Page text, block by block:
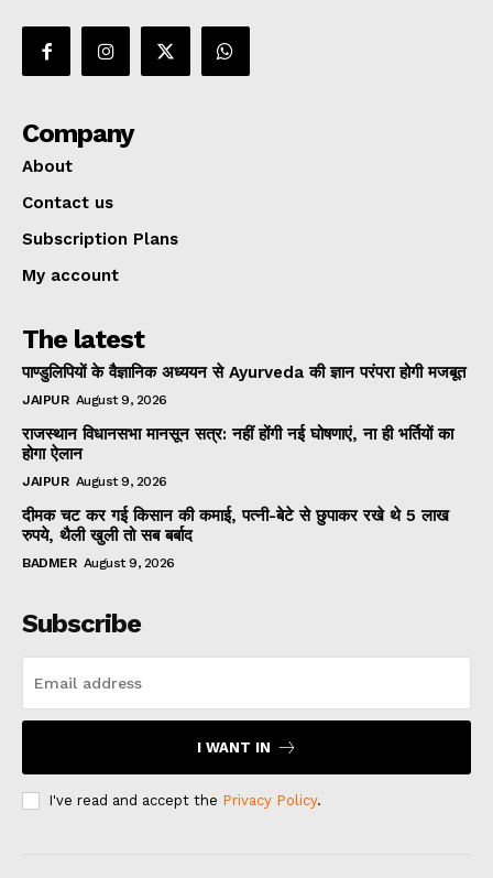
Company
About
Contact us
Subscription Plans
My account
The latest
पाण्डुलिपियों के वैज्ञानिक अध्ययन से Ayurveda की ज्ञान परंपरा होगी मजबूत
JAIPUR August 9, 2026
राजस्थान विधानसभा मानसून सत्र: नहीं होंगी नई घोषणाएं, ना ही भर्तियों का
होगा ऐलान
JAIPUR August 9, 2026
दीमक चट कर गई किसान की कमाई, पत्नी-बेटे से छुपाकर रखे थे 5 लाख
रुपये, थैली खुली तो सब बर्बाद
BADMER August 9, 2026
Subscribe
I WANT IN
I've read and accept the Privacy Policy.